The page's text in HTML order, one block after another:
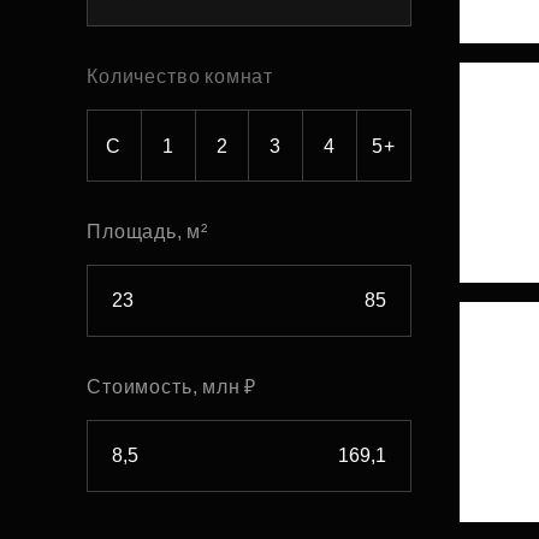
Рефинансирование
Количество комнат
С 1 2 3 4 5+
Площадь, м²
Стоимость, млн ₽